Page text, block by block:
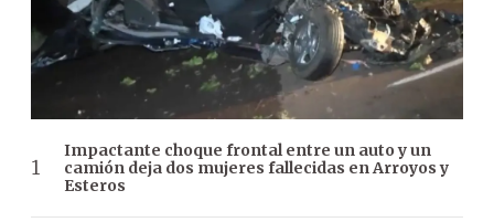
Impactante choque frontal entre un auto y un
camión deja dos mujeres fallecidas en Arroyos y
Esteros